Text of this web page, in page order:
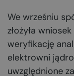
We wrześniu
złożyła
weryfikację
elektrowni
uwzględnione